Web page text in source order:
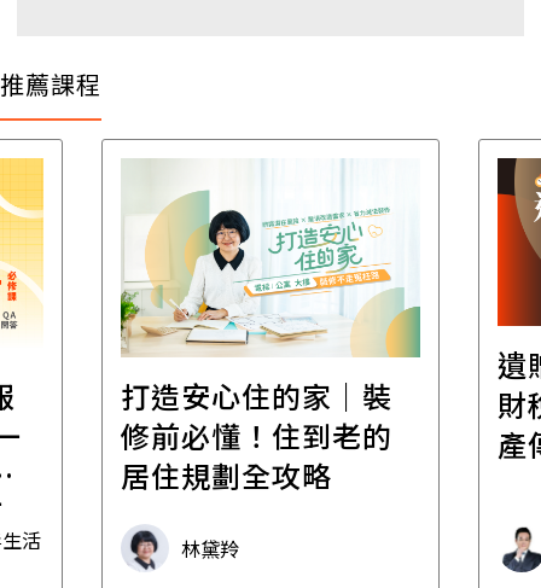
推薦課程
遺贈稅規劃直播課│
財稅專家親授，讓資
產傳承更有效率
財稅專家 朱家棟
百
經